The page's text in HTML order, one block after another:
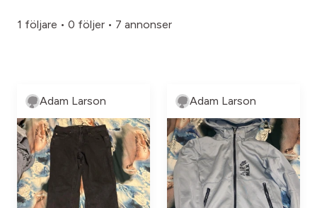
1 följare • 0 följer • 7 annonser
Adam Larson Adam Larson